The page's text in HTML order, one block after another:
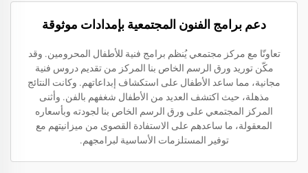
دعم برامج الفنون المجتمعية بإمدادات موثوقة
تعاونّا مع مركز مجتمعي يُنظم برامج فنية للأطفال المحرومين. وقد
مكّن توريد ورق الرسم الخاص بنا المركز من تقديم دروس فنية
مجانية، مما ساعد الأطفال على استكشاف إبداعاتهم. وكانت النتائج
مذهلة، حيث اكتشف العديد من الأطفال شغفهم بالفن. وأثنى
المركز المجتمعي على ورق الرسم الخاص بنا لجودته وبأسعاره
المعقولة، ما ساعدهم على الاستفادة القصوى من ميزانيتهم مع
توفير المستلزمات الأساسية لبرامجهم.